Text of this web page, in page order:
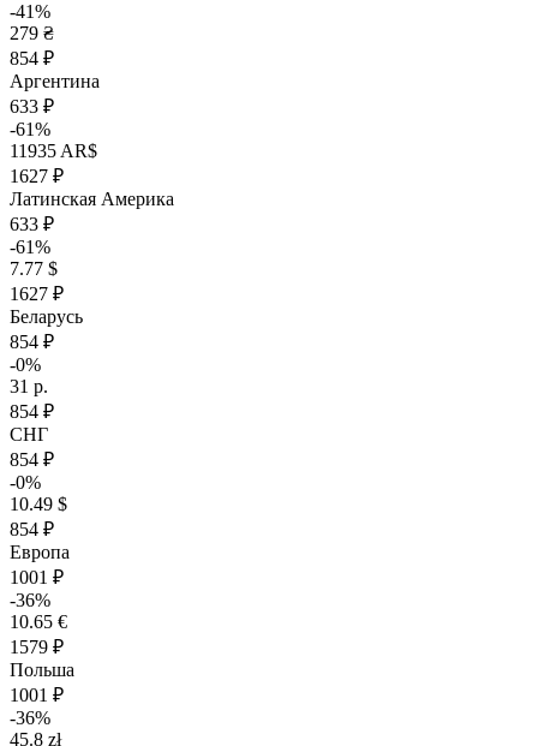
-41%
279 ₴
854 ₽
Аргентина
633 ₽
-61%
11935 AR$
1627 ₽
Латинская Америка
633 ₽
-61%
7.77 $
1627 ₽
Беларусь
854 ₽
-0%
31 р.
854 ₽
СНГ
854 ₽
-0%
10.49 $
854 ₽
Европа
1001 ₽
-36%
10.65 €
1579 ₽
Польша
1001 ₽
-36%
45.8 zł